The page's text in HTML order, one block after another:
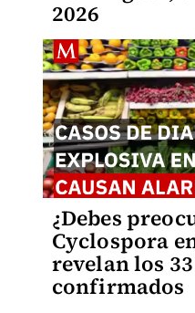
2026
¿Debes
Cyclospora
revelan los
confirmados